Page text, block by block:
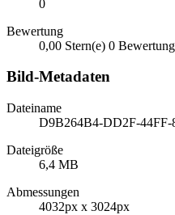
0
Bewertung
0,00 Stern(e) 0
Bild-Metadaten
Dateiname
D9B264B4-DD2F-44FF-
Dateigröße
6,4 MB
Abmessungen
4032px x 3024px